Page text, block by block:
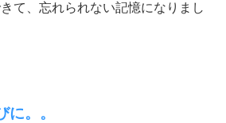
て、忘れられない記憶になりまし
に。。